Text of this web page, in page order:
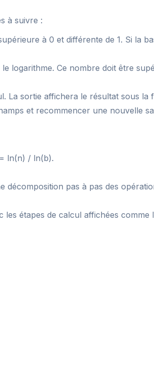
à suivre :
à 0 et différente de 1. Si la
logarithme. Ce nombre doit être
sortie affichera le résultat sous la
et recommencer une nouvelle
ln(n) / ln(b).
pas à pas des
étapes de calcul affichées comme